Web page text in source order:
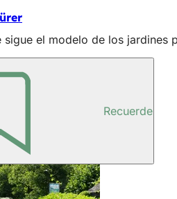
sigue el modelo de los jardines
Recuerde